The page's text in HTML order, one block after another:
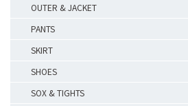
OUTER & JACKET
PANTS
SKIRT
SHOES
SOX & TIGHTS